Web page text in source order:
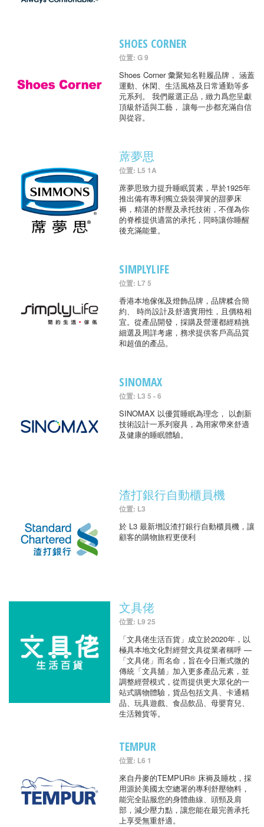
SHOES CORNER
位置: G 9
Shoes Corner 彙聚知名鞋履品牌， 涵蓋
運動、休閑、生活風格及日常通勤等多
元系列。 我們嚴選正品，緻力爲您呈獻
頂級舒适與工藝， 讓每一步都充滿自信
與從容。
蓆夢思
位置: L5 1A
蓆夢思致力提升睡眠質素，早於1925年
推出備有專利獨立袋裝彈簧的甜夢床
褥，精湛的舒壓及承托技術，不僅為你
的脊椎提供適當的承托，同時讓你睡醒
後充滿能量。
SIMPLYLIFE
位置: L7 5
香港本地傢俬及燈飾品牌，品牌糅合簡
約、 時尚設計及舒適實用性，且價格相
宜。從產品開發，採購及營運都經精挑
細選及周詳考慮，務求提供客戶高品質
和超值的產品。
SINOMAX
位置: L3 5 - 6
SINOMAX 以優質睡眠為理念， 以創新
技術設計一系列寢具，為用家帶來舒適
及健康的睡眠體驗。
渣打銀行自動櫃員機
位置: L3
於 L3 最新增設渣打銀行自動櫃員機，讓
顧客的購物旅程更便利
文具佬
位置: L9 25
「文具佬生活百貨」成立於2020年，以
極具本地文化對經營文具從業者稱呼 —
「文具佬」而名命，旨在令日漸式微的
傳統「文具舖」加入更多產品元素，並
調整經營模式，從而提供更大眾化的一
站式購物體驗，貨品包括文具、卡通精
品、玩具遊戲、食品飲品、母嬰育兒、
生活雜貨等。
TEMPUR
位置: L6 1
來自丹麥的TEMPUR® 床褥及睡枕，採
用源於美國太空總署的專利舒壓物料，
能完全貼服您的身體曲線、頭頸及肩
部，減少壓力點，讓您能在最完善承托
上享受無重舒適。